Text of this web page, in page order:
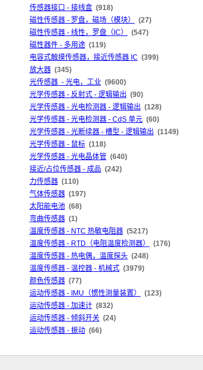
传感器接口 - 接线盒 (918)
磁性传感器 - 罗盘，磁场（模块）
(27)
磁性传感器 - 线性，罗盘（IC）
(547)
磁性器件 - 多用途 (119)
电容式触摸传感器，接近传感器 IC (399)
放大器 (345)
光传感器 - 光电，工业 (9600)
光学传感器 - 反射式 - 逻辑输出 (90)
光学传感器 - 光电检测器 - 逻辑输出 (128)
光学传感器 - 光电检测器 - CdS 单元 (60)
光学传感器 - 光断续器 - 槽型 - 逻辑输出 (1149)
光学传感器 - 鼠标 (118)
光学传感器 - 光电晶体管 (640)
接近/占位传感器 - 成品 (242)
力传感器 (110)
气体传感器 (197)
太阳能电池 (68)
弯曲传感器 (1)
温度传感器 - NTC 热敏电阻器 (5217)
温度传感器 - RTD（电阻温度检测器）
(176)
温度传感器 - 热电偶，温度探头 (248)
温度传感器 - 温控器 - 机械式 (3979)
颜色传感器 (77)
运动传感器 - IMU（惯性测量装置）
(123)
运动传感器 - 加速计 (832)
运动传感器 - 倾斜开关 (24)
运动传感器 - 振动 (66)